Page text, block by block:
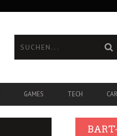
GAMES TECH CAR